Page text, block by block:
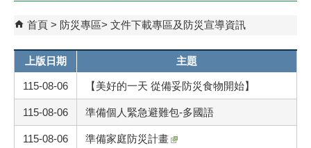
首頁 防災專區 文件下載專區及防災宣導資訊
上版日期 主題
115-08-06 【美好的一天 從備妥防災食物開始】
115-08-06 準備個人緊急避難包-多國語
115-08-06 準備家庭防災計畫